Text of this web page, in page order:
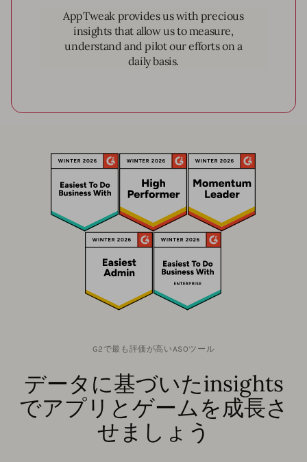
AppTweak provides us with precious
insights that allow us to measure,
understand and pilot our efforts on a
daily basis.
G2で最も評価が高いASOツール
データに基づいたinsights
でアプリとゲームを成長さ
せましょう